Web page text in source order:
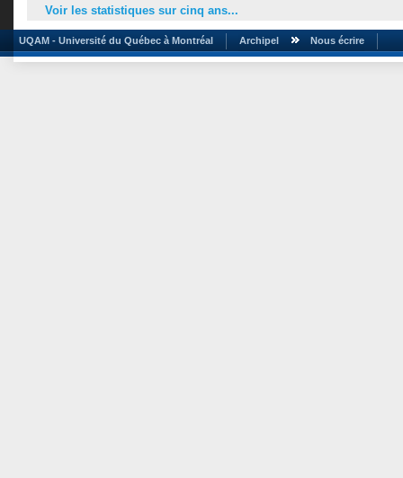
Voir les statistiques sur cinq ans...
UQAM - Université du Québec à Montréal Archipel Nous écrire